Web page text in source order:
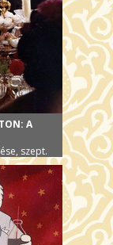
A
szept.